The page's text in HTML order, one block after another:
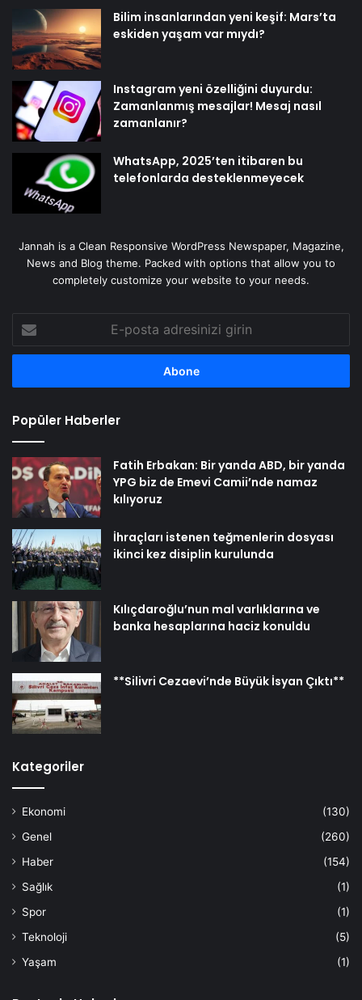
Bilim insanlarından yeni keşif: Mars’ta
eskiden yaşam var mıydı?
Instagram yeni özelliğini duyurdu:
Zamanlanmış mesajlar! Mesaj nasıl
zamanlanır?
WhatsApp, 2025’ten itibaren bu
telefonlarda desteklenmeyecek
Jannah is a Clean Responsive WordPress Newspaper, Magazine,
News and Blog theme. Packed with options that allow you to
completely customize your website to your needs.
posta
adresinizi
Popüler Haberler
Fatih Erbakan: Bir yanda ABD, bir yanda
YPG biz de Emevi Camii’nde namaz
kılıyoruz
İhraçları istenen teğmenlerin dosyası
ikinci kez disiplin kurulunda
Kılıçdaroğlu’nun mal varlıklarına ve
banka hesaplarına haciz konuldu
**Silivri Cezaevi’nde Büyük İsyan Çıktı**
Kategoriler
Ekonomi
(130)
Genel
(260)
Haber
(154)
Sağlık
(1)
Spor
(1)
Teknoloji
(5)
Yaşam
(1)